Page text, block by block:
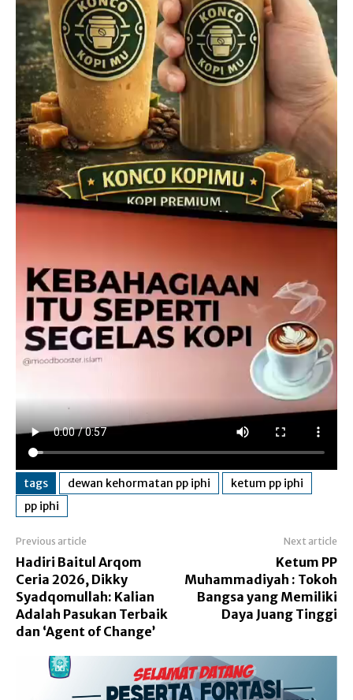
tags dewan kehormatan pp iphi
ketum pp iphi
pp iphi
Previous article
Hadiri Baitul Arqom
Ceria 2026, Dikky
Syadqomullah: Kalian
Adalah Pasukan Terbaik
dan ‘Agent of Change’
Next article
Ketum PP
Muhammadiyah : Tokoh
Bangsa yang Memiliki
Daya Juang Tinggi